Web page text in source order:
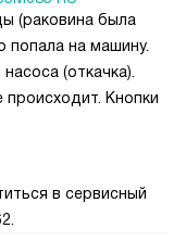
(раковина была
попала на машину.
(откачка).
происходит. Кнопки
в сервисный